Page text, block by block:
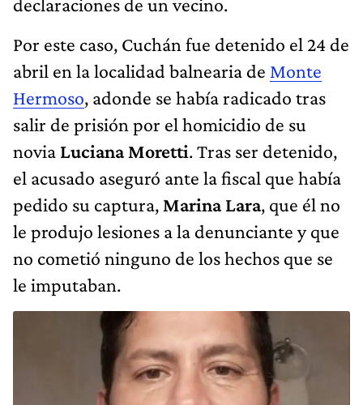
declaraciones de un vecino.
Por este caso, Cuchán fue detenido el 24 de
abril en la localidad balnearia de Monte
Hermoso, adonde se había radicado tras
salir de prisión por el homicidio de su
novia Luciana Moretti. Tras ser detenido,
el acusado aseguró ante la fiscal que había
pedido su captura, Marina Lara, que él no
le produjo lesiones a la denunciante y que
no cometió ninguno de los hechos que se
le imputaban.